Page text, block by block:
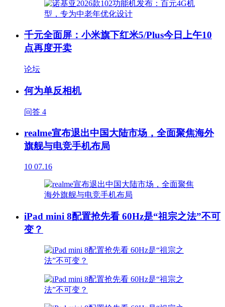
千元全面屏：小米旗下红米5/Plus今日上午10
点再度开卖
论坛
何为单反相机
问答 4
realme宣布退出中国大陆市场，全面聚焦海外
旗舰与电竞手机布局
10 07.16
iPad mini 8配置抢先看 60Hz是“祖宗之法”不可
变？